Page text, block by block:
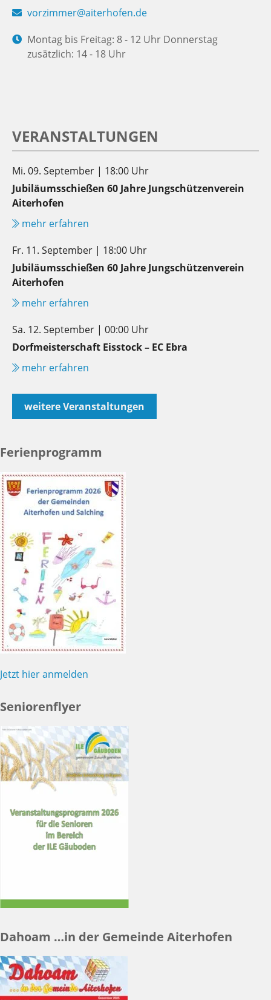
vorzimmer@aiterhofen.de
Montag bis Freitag: 8 - 12 Uhr Donnerstag
zusätzlich: 14 - 18 Uhr
VERANSTALTUNGEN
Mi. 09. September | 18:00 Uhr
Jubiläumsschießen 60 Jahre Jungschützenverein
Aiterhofen
mehr erfahren
Fr. 11. September | 18:00 Uhr
Jubiläumsschießen 60 Jahre Jungschützenverein
Aiterhofen
mehr erfahren
Sa. 12. September | 00:00 Uhr
Dorfmeisterschaft Eisstock – EC Ebra
mehr erfahren
weitere Veranstaltungen
Ferienprogramm
Jetzt hier anmelden
Seniorenflyer
Dahoam …in der Gemeinde Aiterhofen